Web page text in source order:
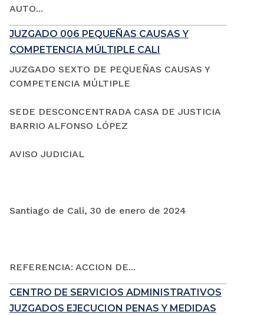
AUTO...
JUZGADO 006 PEQUEÑAS CAUSAS Y
COMPETENCIA MÚLTIPLE CALI
JUZGADO SEXTO DE PEQUEÑAS CAUSAS Y
COMPETENCIA MÚLTIPLE
SEDE DESCONCENTRADA CASA DE JUSTICIA
BARRIO ALFONSO LÓPEZ
AVISO JUDICIAL
Santiago de Cali, 30 de enero de 2024
REFERENCIA: ACCION DE...
CENTRO DE SERVICIOS ADMINISTRATIVOS
JUZGADOS EJECUCION PENAS Y MEDIDAS